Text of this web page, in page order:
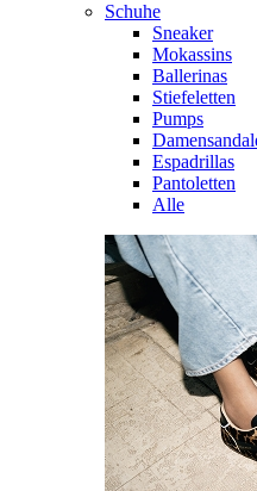
Schuhe
Sneaker
Mokassins
Ballerinas
Stiefeletten
Pumps
Espadrillas
Pantoletten
Alle